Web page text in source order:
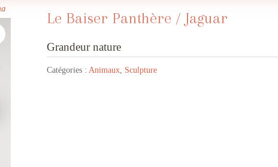
Le Baiser Panthère / Jaguar
Grandeur nature
Catégories : Animaux, Sculpture